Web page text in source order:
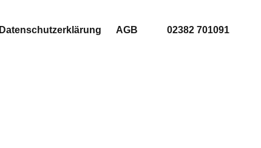
Datenschutzerklärung AGB 02382 701091